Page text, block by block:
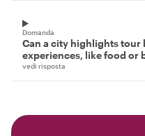
Domanda
Can a city highlights
experiences, like food or
vedi risposta